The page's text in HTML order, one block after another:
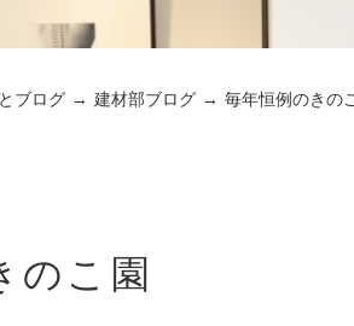
ブログ 建材部ブログ 毎年恒例のきの
のこ園